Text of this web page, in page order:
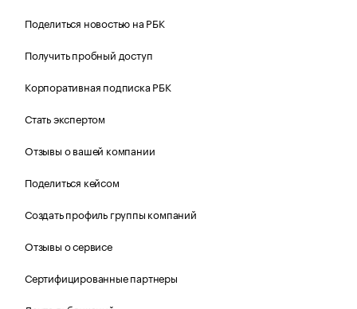
Поделиться новостью на РБК
Получить пробный доступ
Корпоративная подписка РБК
Стать экспертом
Отзывы о вашей компании
Поделиться кейсом
Создать профиль группы компаний
Отзывы о сервисе
Сертифицированные партнеры